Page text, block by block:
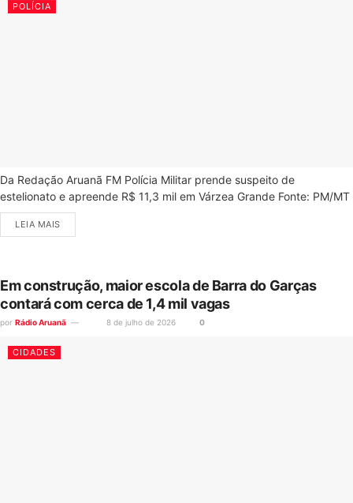
POLÍCIA
Da Redação Aruanã FM Polícia Militar prende suspeito de
estelionato e apreende R$ 11,3 mil em Várzea Grande Fonte: PM/MT
LEIA MAIS
Em construção, maior escola de Barra do Garças
contará com cerca de 1,4 mil vagas
por Rádio Aruanã 8 de julho de 2026 0
CIDADES